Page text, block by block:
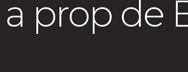
a prop de